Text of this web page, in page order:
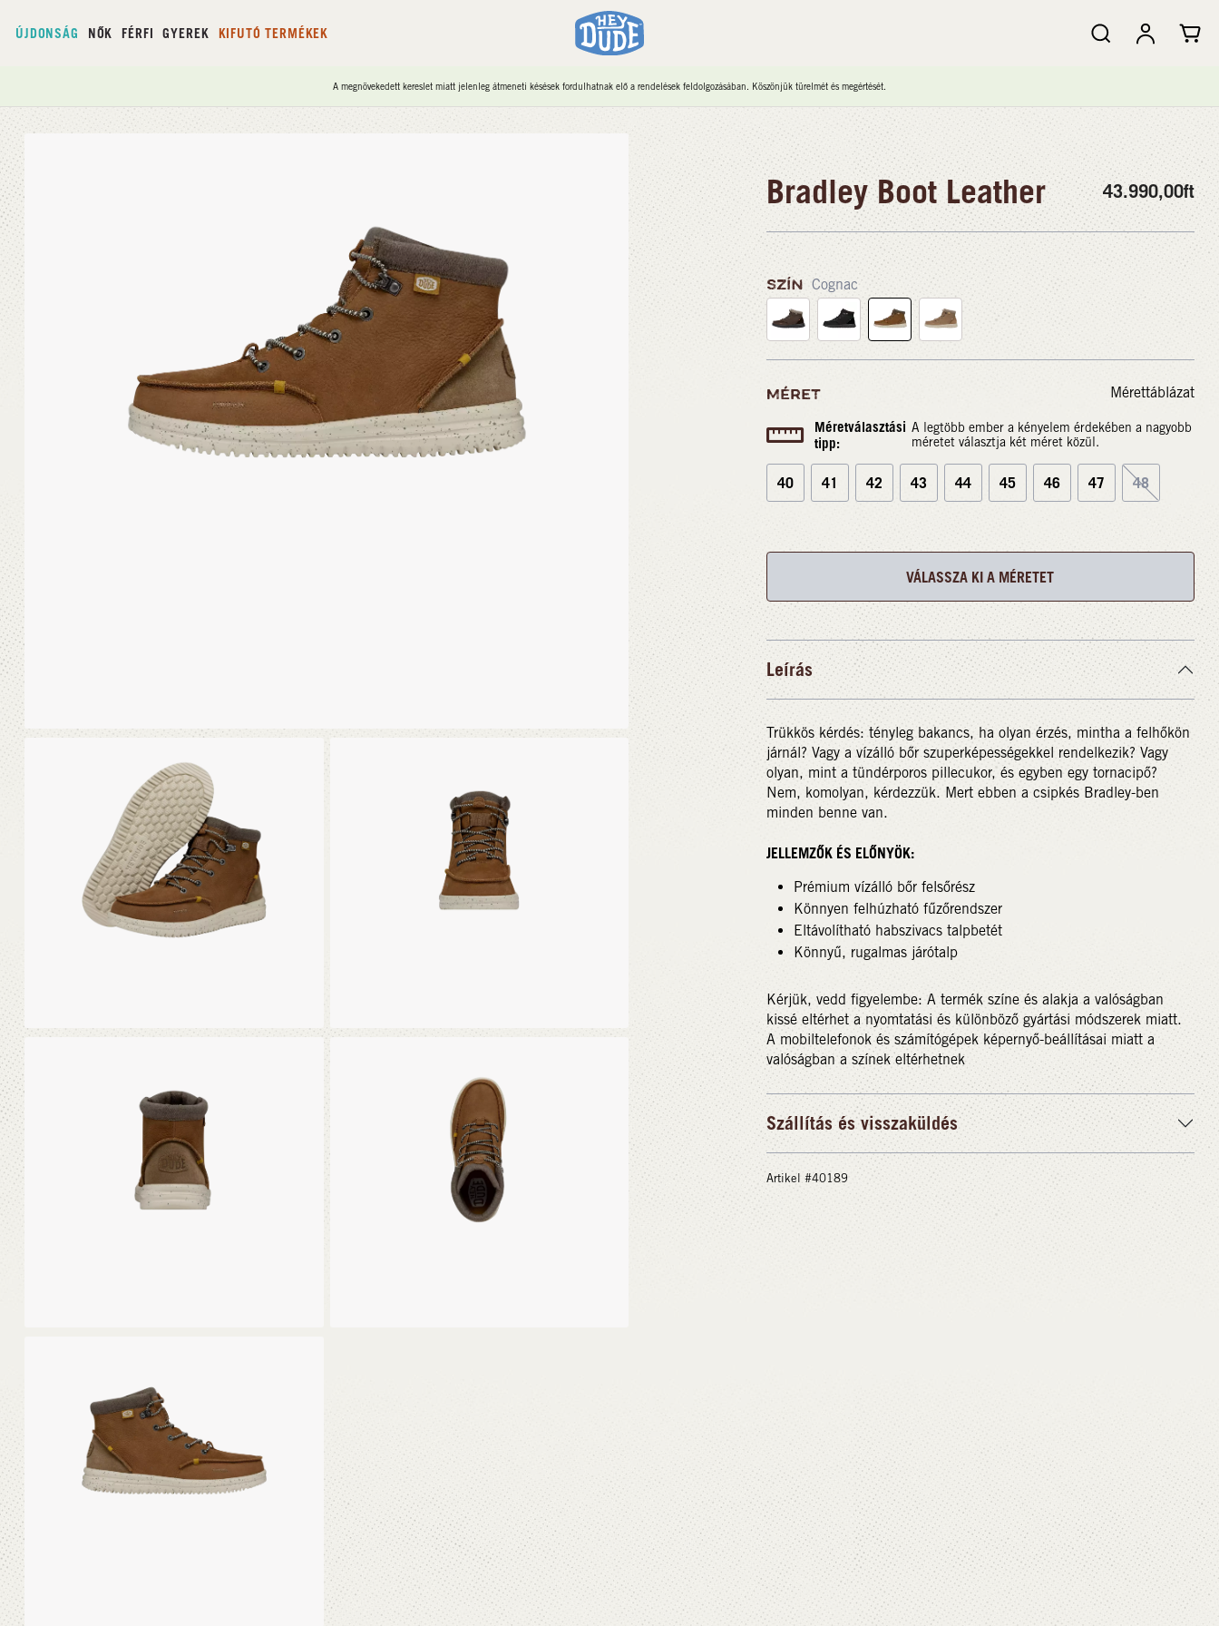
ÚJDONSÁG NŐK FÉRFI GYEREK KIFUTÓ TERMÉKEK
A megnövekedett kereslet miatt jelenleg átmeneti késések fordulhatnak elő a rendelések feldolgozásában. Köszönjük türelmét és megértését.
Bradley Boot Leather 43.990,00ft
SZÍN Cognac
MÉRET Mérettáblázat
Méretválasztási
tipp:
A legtöbb ember a kényelem érdekében a nagyobb
méretet választja két méret közül.
40 41 42 43 44 45 46 47 48
VÁLASSZA KI A MÉRETET
Leírás
Trükkös kérdés: tényleg bakancs, ha olyan érzés, mintha a felhőkön
járnál? Vagy a vízálló bőr szuperképességekkel rendelkezik? Vagy
olyan, mint a tündérporos pillecukor, és egyben egy tornacipő?
Nem, komolyan, kérdezzük. Mert ebben a csipkés Bradley-ben
minden benne van.
JELLEMZŐK ÉS ELŐNYÖK:
Prémium vízálló bőr felsőrész
Könnyen felhúzható fűzőrendszer
Eltávolítható habszivacs talpbetét
Könnyű, rugalmas járótalp
Kérjük, vedd figyelembe: A termék színe és alakja a valóságban
kissé eltérhet a nyomtatási és különböző gyártási módszerek miatt.
A mobiltelefonok és számítógépek képernyő-beállításai miatt a
valóságban a színek eltérhetnek
Szállítás és visszaküldés
Artikel #40189